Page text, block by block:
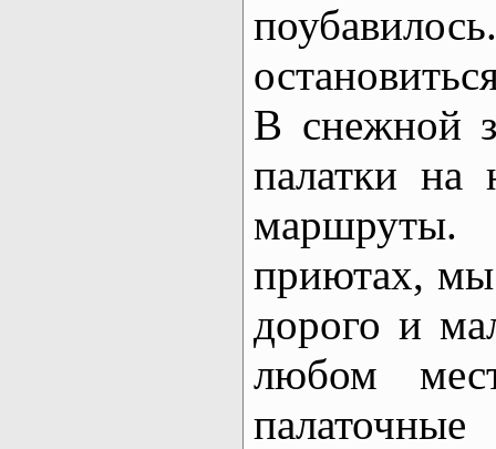
В снежной
палатки на
маршруты.
приютах, мы
дорого и
любом